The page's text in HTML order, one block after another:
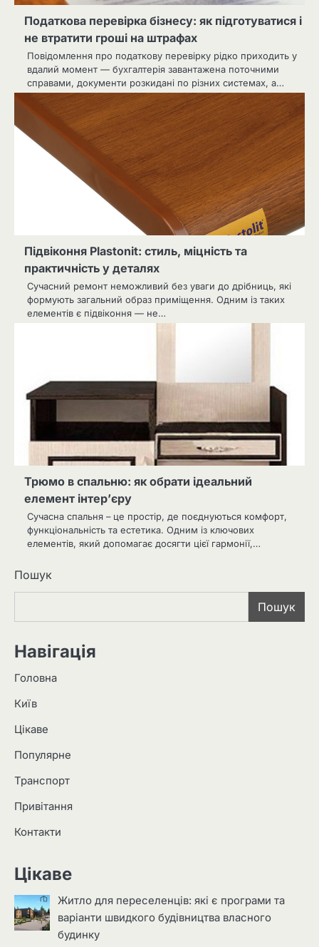
Податкова перевірка бізнесу: як підготуватися і
не втратити гроші на штрафах
Повідомлення про податкову перевірку рідко приходить у
вдалий момент — бухгалтерія завантажена поточними
справами, документи розкидані по різних системах, а…
Підвіконня Plastonit: стиль, міцність та
практичність у деталях
Сучасний ремонт неможливий без уваги до дрібниць, які
формують загальний образ приміщення. Одним із таких
елементів є підвіконня — не…
Трюмо в спальню: як обрати ідеальний
елемент інтер’єру
Сучасна спальня – це простір, де поєднуються комфорт,
функціональність та естетика. Одним із ключових
елементів, який допомагає досягти цієї гармонії,…
Пошук
Пошук
Навігація
Головна
Київ
Цікаве
Популярне
Транспорт
Привітання
Контакти
Цікаве
Житло для переселенців: які є програми та
варіанти швидкого будівництва власного
будинку